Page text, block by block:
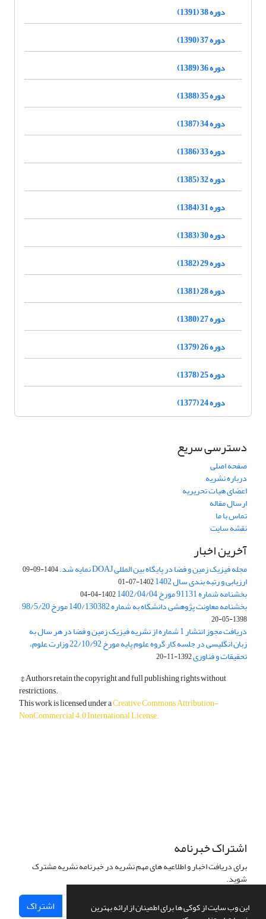
این وب سایت از کوکی ها برای اطمینان از ارائه بهترین
دوره 38 (1391)
دوره 37 (1390)
دوره 36 (1389)
دوره 35 (1388)
دوره 34 (1387)
دوره 33 (1386)
دوره 32 (1385)
دوره 31 (1384)
دوره 30 (1383)
دوره 29 (1382)
دوره 28 (1381)
دوره 27 (1380)
دوره 26 (1379)
دوره 25 (1378)
دوره 24 (1377)
دسترسی سریع
صفحه اصلی
درباره نشریه
اعضای هیات تحریریه
ارسال مقاله
تماس با ما
نقشه سایت
آخرین اخبار
مجله فیزیک زمین و فضا در پایگاه بین المللی DOAJ نمایه شد. 1404-09-09
ارزیابی و رتبه بندی سال 1402 1402-07-01
بخشنامه شماره 91131 مورخ 1402/04/04 1402-04-04
بخشنامه معاونت پژوهشی دانشگاه به شماره 140/130382 مورخ 98/5/20
1398-05-20
دریافت مجوز انتشار 1 شماره از نشریه فیزیک زمین و فضا در هر سال به
زبان انگلیسی در جلسه کار گروه علوم پایه مورخ 22/10/92 وزارت علوم،
تحقیقات و فناوری1392-11-20
© Authors retain the copyright and full publishing rights without
restrictions.
This work is licensed under aCreative Commons Attribution-
NonCommercial 4.0 International License.
اشتراک خبرنامه
برای دریافت اخبار و اطلاعیه های مهم نشریه در خبرنامه نشریه مشترک
شوید.
اشتراک